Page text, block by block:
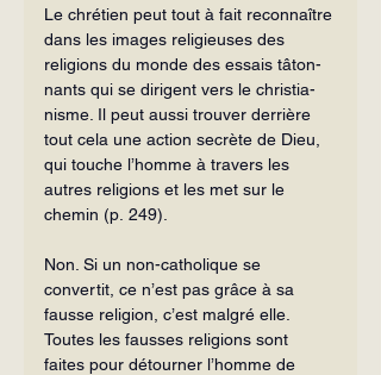
Le chrétien peut tout à fait recon­naître
dans les images religieuses des
religions du monde des essais tâton­
nants qui se dirigent vers le christia­
nisme. Il peut aussi trouver derrière
tout cela une action secrète de Dieu,
qui touche l’homme à travers les
autres religions et les met sur le
chemin (p. 249).
Non. Si un non-catholique se
convertit, ce n’est pas grâce à sa
fausse re­ligion, c’est malgré elle.
Toutes les fausses religions sont
faites pour détourner l’homme de